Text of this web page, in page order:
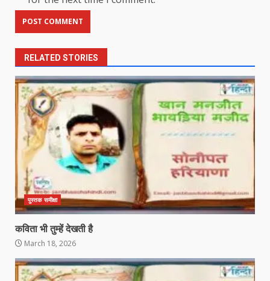
RELATED STORIES
पुस्तक समीक्षा
कविता भी तुम्हें देखती है
March 18, 2026